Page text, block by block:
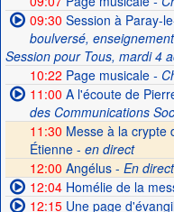
09:30 Session à Paray-
boulversé,
Session pour Tous, mardi 4
10:22 Page musicale-
11:00 A l'écoute de
des Communications
11:30 Messe à la crypte
Étienne - en direct
12:00 Angélus - En direct
12:04Homélie de la
12:15Une page